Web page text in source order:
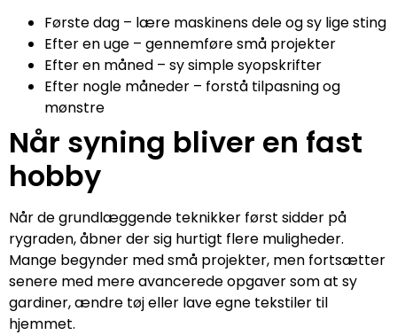
Første dag – lære maskinens dele og sy lige sting
Efter en uge – gennemføre små projekter
Efter en måned – sy simple syopskrifter
Efter nogle måneder – forstå tilpasning og
mønstre
Når syning bliver en fast
hobby
Når de grundlæggende teknikker først sidder på
rygraden, åbner der sig hurtigt flere muligheder.
Mange begynder med små projekter, men fortsætter
senere med mere avancerede opgaver som at sy
gardiner, ændre tøj eller lave egne tekstiler til
hjemmet.